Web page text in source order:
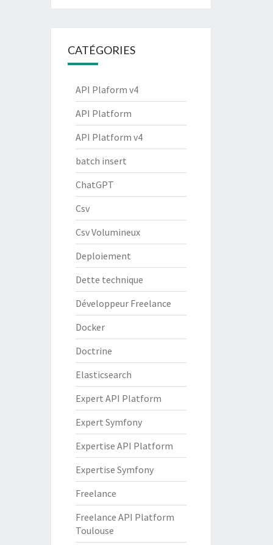
CATÉGORIES
API Plaform v4
API Platform
API Platform v4
batch insert
ChatGPT
Csv
Csv Volumineux
Deploiement
Dette technique
Développeur Freelance
Docker
Doctrine
Elasticsearch
Expert API Platform
Expert Symfony
Expertise API Platform
Expertise Symfony
Freelance
Freelance API Platform
Toulouse